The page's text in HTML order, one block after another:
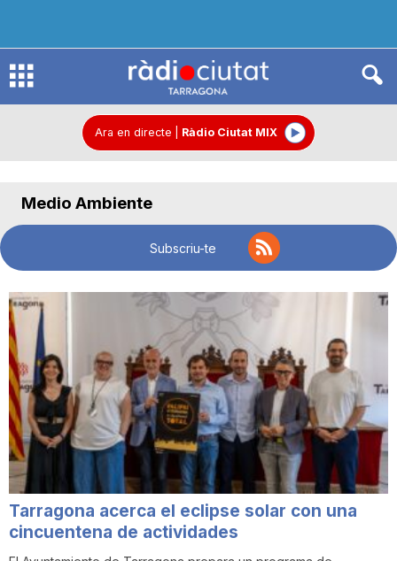
R
o
C
i
t
Ara en directe Ràdio Ciutat MIX
Medio Ambiente
Subscriu-te
Tarragona acerca el eclipse solar con una
cincuentena de actividades